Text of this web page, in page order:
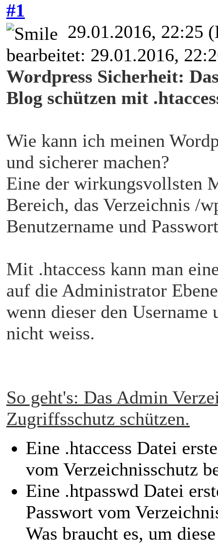
#1
29.01.2016, 22:25
bearbeitet: 29.01.2016,
Wordpress Sicherheit:
Blog schützen mit
Wie kann ich meinen
und sicherer machen?
Eine der wirkungsvollsten
Bereich, das Verzeichnis /
Benutzername und
Mit .htaccess kann man
auf die Administrator
wenn dieser den Username
nicht weiss.
So geht's: Das Admin
Zugriffsschutz schützen.
Eine .htaccess Datei
vom Verzeichnisschutz
Eine .htpasswd Datei
Passwort vom
Was braucht es, um